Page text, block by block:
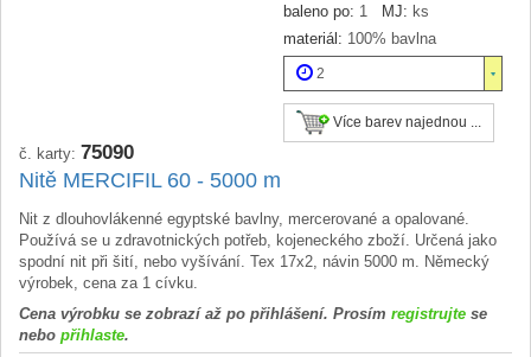
baleno po: 1 MJ: ks
materiál: 100% bavlna
2
Více barev najednou ...
č. karty: 75090
Nitě MERCIFIL 60 - 5000 m
Nit z dlouhovlákenné egyptské bavlny, mercerované a opalované.
Používá se u zdravotnických potřeb, kojeneckého zboží. Určená jako
spodní nit při šití, nebo vyšívání. Tex 17x2, návin 5000 m. Německý
výrobek, cena za 1 cívku.
Cena výrobku se zobrazí až po přihlášení. Prosím registrujte se
nebo přihlaste.